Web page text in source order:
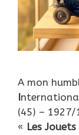
A mon
I
(45) –
« Les Jouets